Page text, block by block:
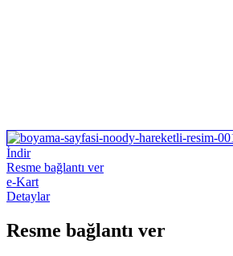
İndir
Resme bağlantı ver
e-Kart
Detaylar
Resme bağlantı ver